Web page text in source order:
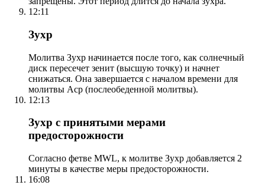
12:11
Зухр
Молитва Зухр начинается после того, как солнечный
диск пересечет зенит (высшую точку) и начнет
снижаться. Она завершается с началом времени для
молитвы Аср (послеобеденной молитвы).
12:13
Зухр с принятыми мерами
предосторожности
Согласно фетве MWL, к молитве Зухр добавляется 2
минуты в качестве меры предосторожности.
16:08